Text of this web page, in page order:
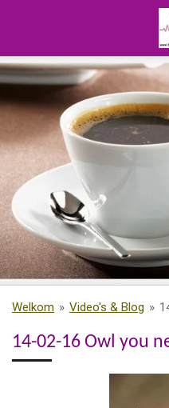
naar
de
Welkom » Video's & Blog »
14-02-16 Owl you